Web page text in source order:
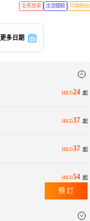
全馬首家 沈浸體驗 可換裝拍
更多日期
HKD24 起
HKD37 起
HKD37 起
HKD54 起
預 訂